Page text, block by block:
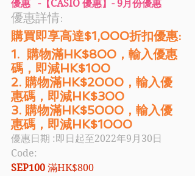
優惠   -【CASIO 優惠】- 9月份優惠
優惠詳情:
購買即享高達$1,000折扣優惠:
1.  購物滿HK$800，輸入優惠
碼，即減HK$100
2. 購物滿HK$2000，輸入優
惠碼，即減HK$300
3. 購物滿HK$5000，輸入優
惠碼，即減HK$1000
優惠日期 :即日起至2022年9月30日
Code:
SEP100 滿HK$800